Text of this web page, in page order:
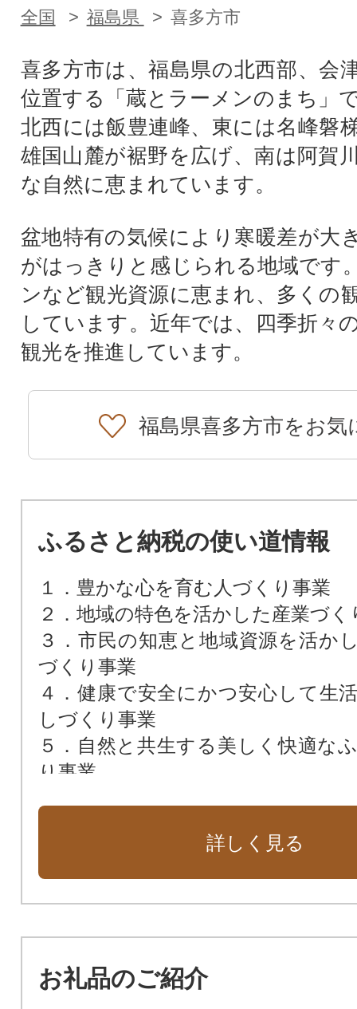
全国 福島県 喜多方市
喜多方市は、福島県の北西部、会
位置する「蔵とラーメンのまち」
北西には飯豊連峰、東には名峰磐
雄国山麓が裾野を広げ、南は阿賀
な自然に恵まれています。
盆地特有の気候により寒暖差が大
がはっきりと感じられる地域です
ンなど観光資源に恵まれ、多くの
しています。近年では、四季折々
観光を推進しています。
福島県喜多方市をお気
ふるさと納税の使い道情報
１．豊かな心を育む人づくり事業
２．地域の特色を活かした産業づく
３．市民の知恵と地域資源を活か
づくり事業
４．健康で安全にかつ安心して生
しづくり事業
５．自然と共生する美しく快適な
り事業
７．市長におまかせ
８．歴史と文化の香り高い観光地づ
詳しく見る
お礼品のご紹介